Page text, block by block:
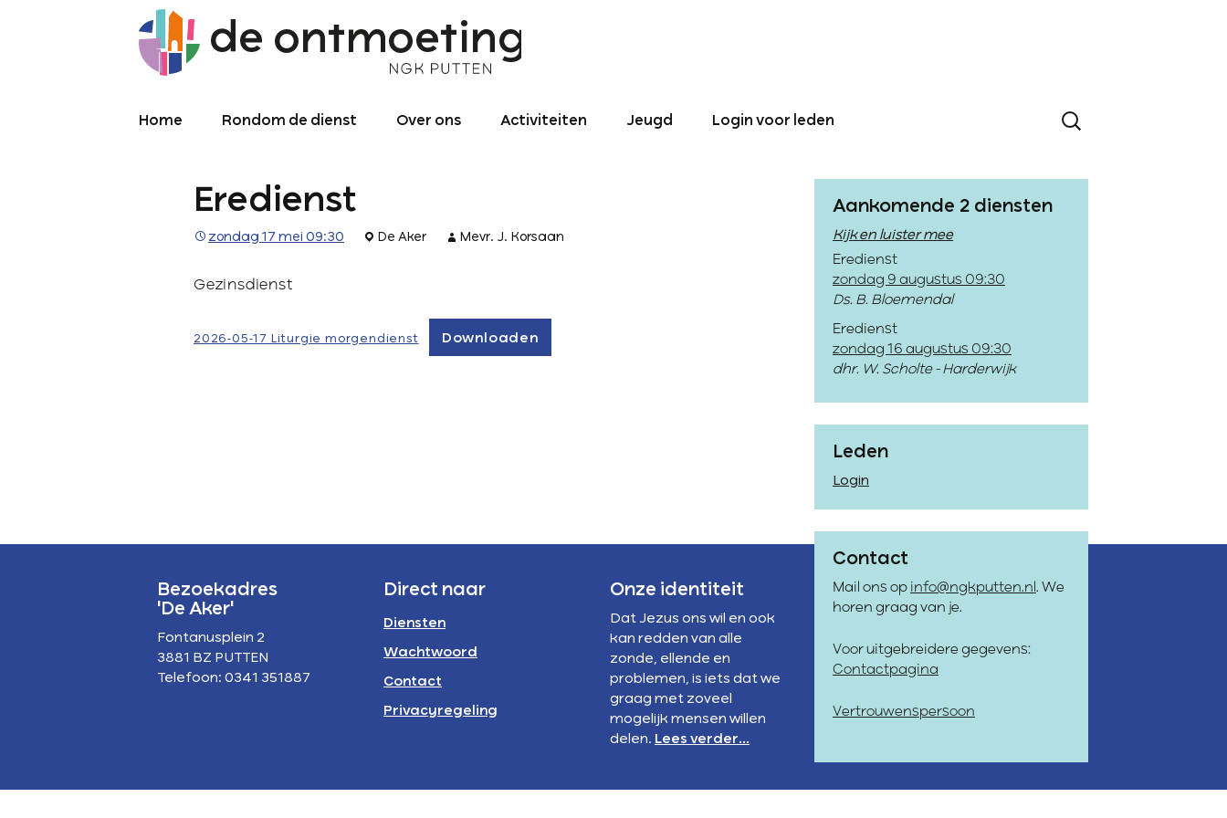
Home Rondom de dienst
Meekijken/luisteren
Over de kerkdienst
Archief liturgie
Over ons
Putten 1990 tot
Logo
Activiteiten
buiten
Jeugd Login voor leden
Eredienst
zondag 17 mei 09:30 De Aker Mevr. J. Korsaan
Gezinsdienst
2026-05-17 Liturgie morgendienst Downloaden
Aankomende 2 diensten
Kijk en luister mee
Eredienst
zondag 9 augustus 09:30
Ds. B. Bloemendal
Eredienst
zondag 16 augustus 09:30
dhr. W. Scholte - Harderwijk
Leden
Login
Contact
Mail ons op info@ngkputten.nl . We
horen graag van je.
Voor uitgebreidere gegevens:
Contactpagina
Vertrouwenspersoon
Bezoekadres
'De Aker'
Fontanusplein 2
3881 BZ PUTTEN
Telefoon: 0341 351887
Direct naar
Diensten
Wachtwoord
Contact
Privacyregeling
Onze identiteit
Dat Jezus ons wil en ook
kan redden van alle
zonde, ellende en
problemen, is iets dat we
graag met zoveel
mogelijk mensen willen
delen. Lees verder...